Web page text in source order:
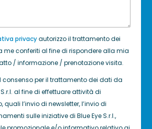
privacyautorizzo il trattamento dei
me conferiti al fine di rispondere alla mia
/ informazione / prenotazione visita.
consenso per il trattamento dei dati da
al fine di effettuare attività di
quali l’invio di newsletter, l’invio di
sulle iniziative di Blue Eye S.r.l.,